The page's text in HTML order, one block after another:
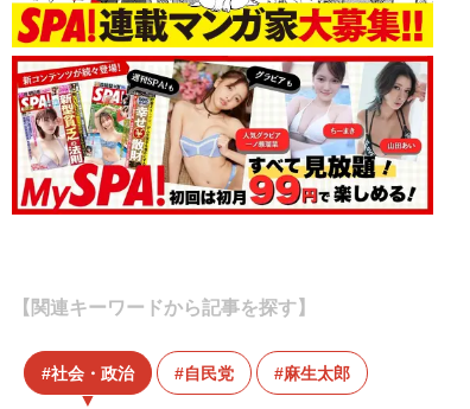
【関連キーワードから記事を探す】
社会・政治 自民党 麻生太郎